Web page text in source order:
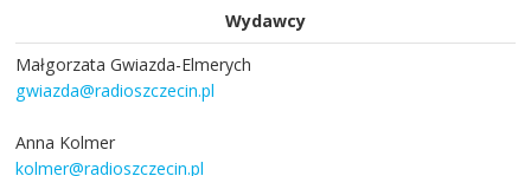
Wydawcy
Małgorzata Gwiazda-Elmerych
gwiazda@radioszczecin.pl
Anna Kolmer
kolmer@radioszczecin.pl